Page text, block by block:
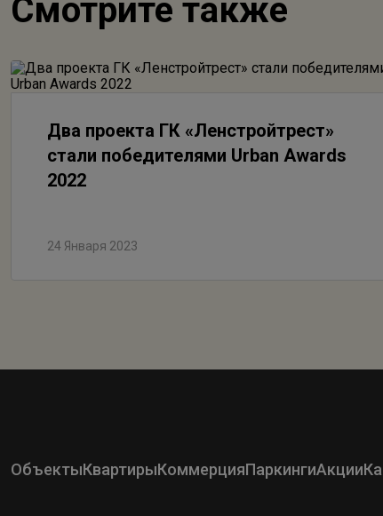
Смотрите также
Два проекта ГК «Ленстройтрест»
стали победителями Urban Awards
2022
24 Января 2023
ОбъектыКвартирыКоммерцияПаркингиАкции